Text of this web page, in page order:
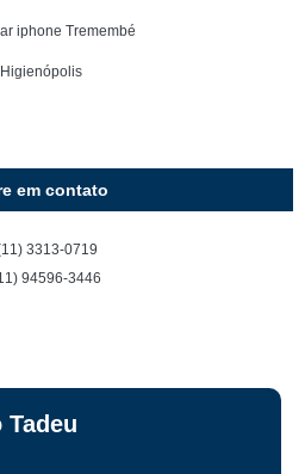
iphone Tremembé
em contato
3313-0719
94596-3446
Tadeu